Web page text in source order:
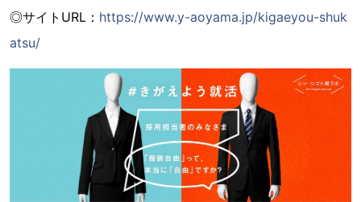
◎サイトURL： https://www.y-aoyama.jp/kigaeyou-shuk
atsu/